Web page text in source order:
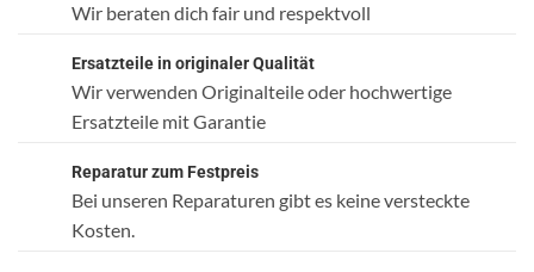
Wir beraten dich fair und respektvoll
Ersatzteile in originaler Qualität
Wir verwenden Originalteile oder hochwertige
Ersatzteile mit Garantie
Reparatur zum Festpreis
Bei unseren Reparaturen gibt es keine versteckte
Kosten.